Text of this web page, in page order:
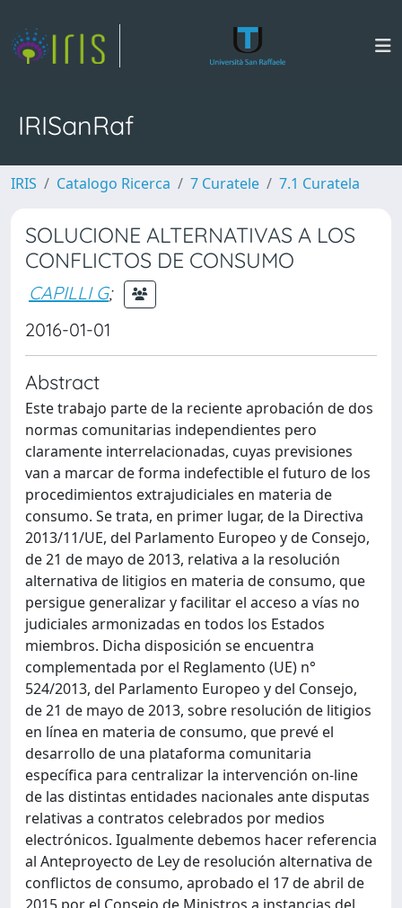
IRISanRaf
IRIS Catalogo Ricerca 7 Curatele 7.1 Curatela
SOLUCIONE ALTERNATIVAS A LOS
CONFLICTOS DE CONSUMO
CAPILLI G;
2016-01-01
Abstract
Este trabajo parte de la reciente aprobación de dos
normas comunitarias independientes pero
claramente interrelacionadas, cuyas previsiones
van a marcar de forma indefectible el futuro de los
procedimientos extrajudiciales en materia de
consumo. Se trata, en primer lugar, de la Directiva
2013/11/UE, del Parlamento Europeo y de Consejo,
de 21 de mayo de 2013, relativa a la resolución
alternativa de litigios en materia de consumo, que
persigue generalizar y facilitar el acceso a vías no
judiciales armonizadas en todos los Estados
miembros. Dicha disposición se encuentra
complementada por el Reglamento (UE) n°
524/2013, del Parlamento Europeo y del Consejo,
de 21 de mayo de 2013, sobre resolución de litigios
en línea en materia de consumo, que prevé el
desarrollo de una plataforma comunitaria
específica para centralizar la intervención on-line
de las distintas entidades nacionales ante disputas
relativas a contratos celebrados por medios
electrónicos. Igualmente debemos hacer referencia
al Anteproyecto de Ley de resolución alternativa de
conflictos de consumo, aprobado el 17 de abril de